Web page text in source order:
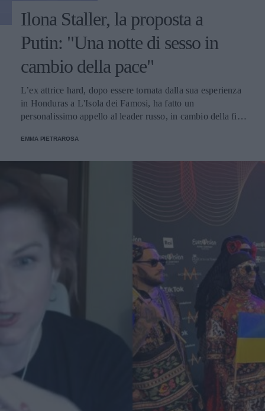
Ilona Staller, la proposta a
Putin: "Una notte di sesso in
cambio della pace"
L’ex attrice hard, dopo essere tornata dalla sua esperienza
in Honduras a L'Isola dei Famosi, ha fatto un
personalissimo appello al leader russo, in cambio della fine
Instagram e a corredo della caption, una serie di hashtag
EMMA PIETRAROSA